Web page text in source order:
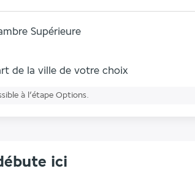
Supérieure
de la ville de votre choix
à l’étape Options.
ici